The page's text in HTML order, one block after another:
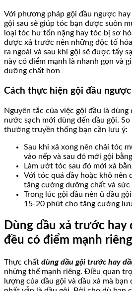
Với phương pháp gội đầu ngược
gội sau sẽ giúp tóc bạn được suôn
loại tóc hư tổn nặng hay tóc bị sơ
được xả trước nên những độc tố
ra ngoài và sau khi gội sẽ được tẩy
này có điểm mạnh là nhanh gọn và
dưỡng chất hơn
Cách thực hiện gội đầu ngược
Nguyên tắc của việc gội đầu là
nước sạch mới dùng đến dầu gội.
thường truyền thống bạn cần lưu ý:
Sau khi xả xong nên chải tóc
vào nếp và sau đó mới gội
Làm ướt tóc sau đó mới xả
Với tóc quá dầy hoặc khô nên
tăng cường dưỡng chất và
Trong lúc gội đầu nên ủ dầu
15-20 phút cho tăng cường
Dùng dầu xả trước hay
đều có điểm mạnh riêng
Thực chất dùng dầu gội trước hay
những thế mạnh riêng. Điều quan
lượng của dầu gội và dầu xả mà bạn